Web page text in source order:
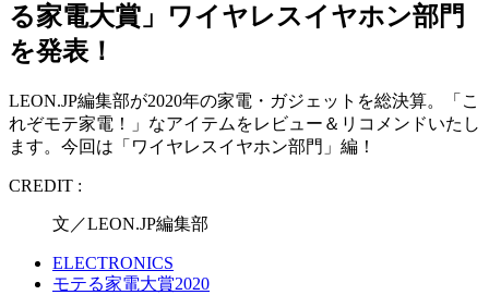
る家電大賞」ワイヤレスイヤホン部門
を発表！
LEON.JP編集部が2020年の家電・ガジェットを総決算。「こ
れぞモテ家電！」なアイテムをレビュー＆リコメンドいたし
ます。今回は「ワイヤレスイヤホン部門」編！
CREDIT :
文／LEON.JP編集部
ELECTRONICS
モテる家電大賞2020